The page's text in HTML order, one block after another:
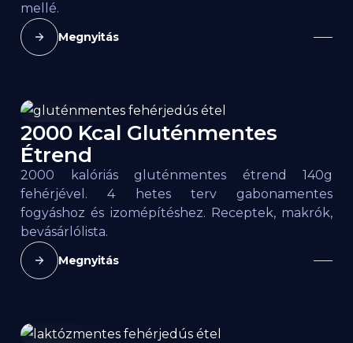
mellé.
Megnyitás
2000 kcal
2000 Kcal Gluténmentes
Étrend
2000 kalóriás gluténmentes étrend 140g
fehérjével. 4 hetes terv gabonamentes
fogyáshoz és izomépítéshez. Receptek, makrók,
bevásárlólista.
Megnyitás